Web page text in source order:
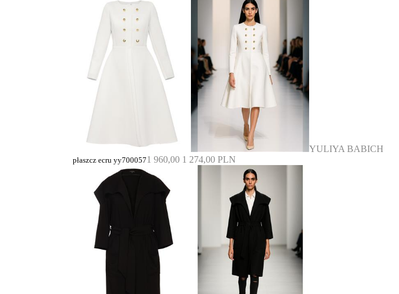
YULIYA BABICH
płaszcz ecru yy7000571 960,00 1 274,00 PLN